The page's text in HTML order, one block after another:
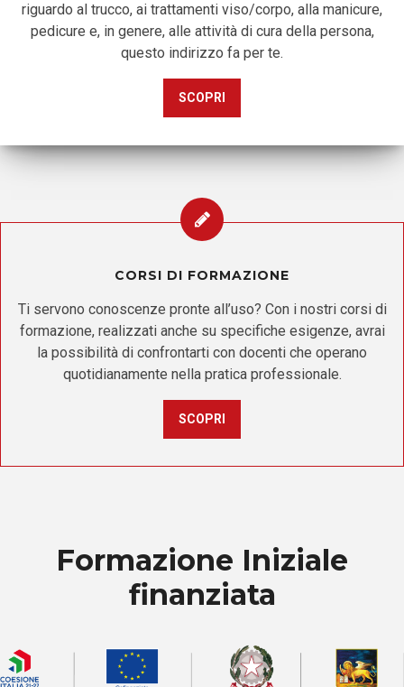
riguardo al trucco, ai trattamenti viso/corpo, alla manicure,
pedicure e, in genere, alle attività di cura della persona,
questo indirizzo fa per te.
SCOPRI
CORSI DI FORMAZIONE
Ti servono conoscenze pronte all’uso? Con i nostri corsi di
formazione, realizzati anche su specifiche esigenze, avrai
la possibilità di confrontarti con docenti che operano
quotidianamente nella pratica professionale.
SCOPRI
Formazione Iniziale
finanziata